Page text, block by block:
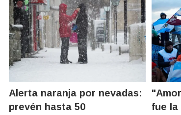
Alerta naranja por nevadas:
prevén hasta 50
fue la